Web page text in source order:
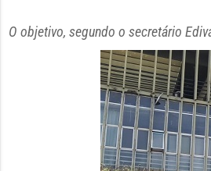
O objetivo, segundo o secretário